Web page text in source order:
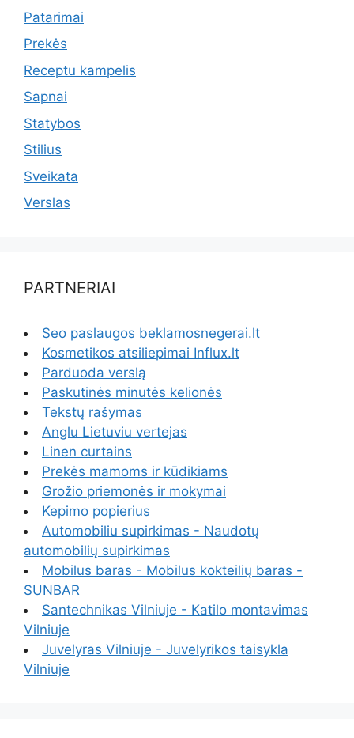
Patarimai
Prekės
Receptu kampelis
Sapnai
Statybos
Stilius
Sveikata
Verslas
PARTNERIAI
Seo paslaugos beklamosnegerai.lt
Kosmetikos atsiliepimai Influx.lt
Parduoda verslą
Paskutinės minutės kelionės
Tekstų rašymas
Anglu Lietuviu vertejas
Linen curtains
Prekės mamoms ir kūdikiams
Grožio priemonės ir mokymai
Kepimo popierius
Automobiliu supirkimas - Naudotų
automobilių supirkimas
Mobilus baras - Mobilus kokteilių baras -
SUNBAR
Santechnikas Vilniuje - Katilo montavimas
Vilniuje
Juvelyras Vilniuje - Juvelyrikos taisykla
Vilniuje